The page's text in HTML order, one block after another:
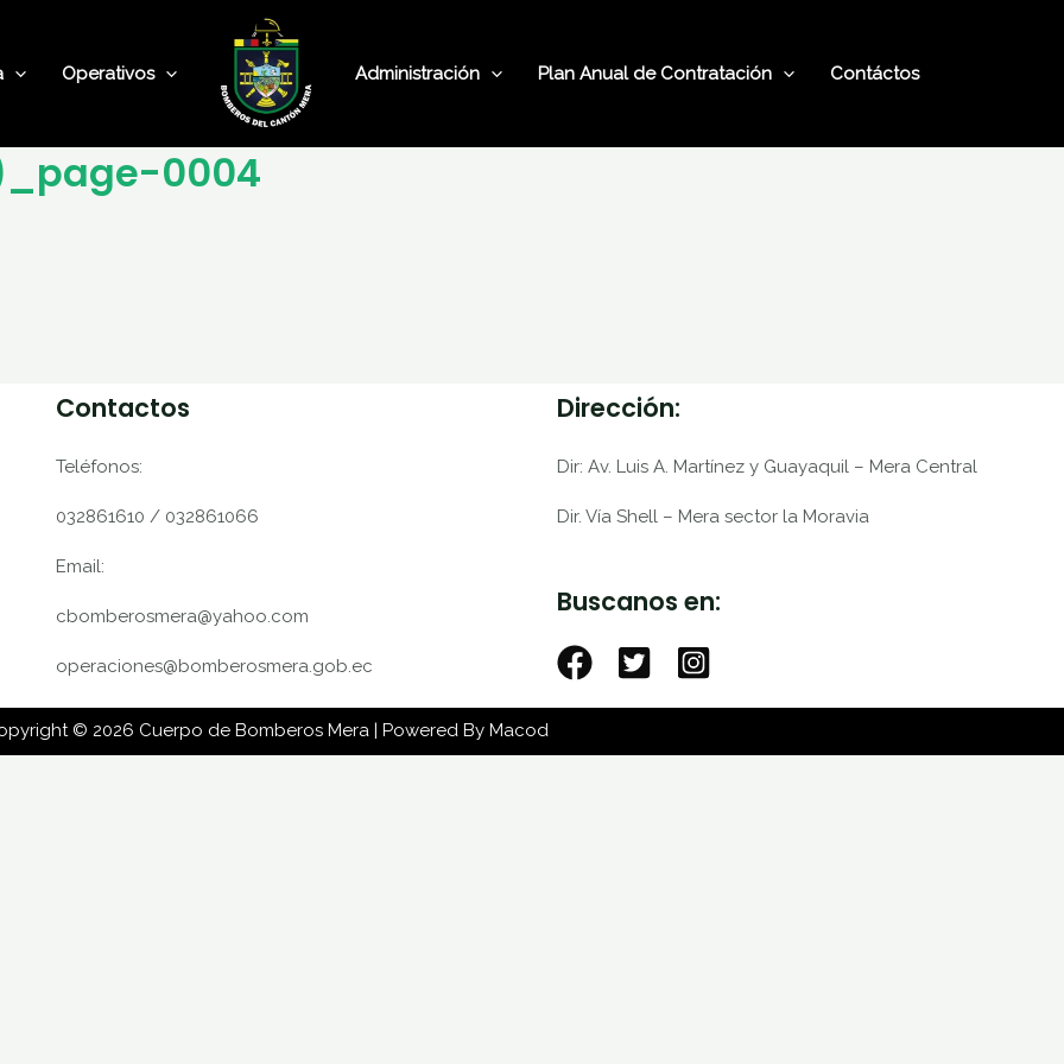
Operativos Administración Plan Anual de Contratación Contáctos
0004
Contactos
Teléfonos:
032861610 / 032861066
Email:
cbomberosmera@yahoo.com
operaciones@bomberosmera.gob.ec
Dirección:
Dir: Av. Luis A. Martínez y Guayaquil – Mera Central
Dir. Vía Shell – Mera sector la Moravia
Buscanos en:
© 2026 Cuerpo de Bomberos Mera | Powered By Macod